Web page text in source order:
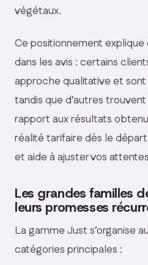
végétaux.
Ce positionnement
dans les avis : certains
approche qualitative et
tandis que d’autres
rapport aux résultats
réalité tarifaire dès le
et aide à ajuster vos
Les grandes familles
leurs promesses
La gamme Just s’organise
catégories principales :